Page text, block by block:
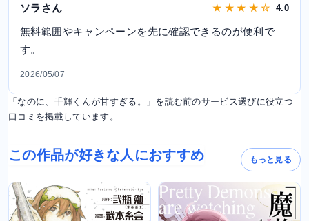
ソラさん ★ ★ ★ ★ ☆ 4.0
無料範囲やキャンペーンを先に確認できるのが便利で
す。
2026/05/07
「なのに、千輝くんが甘すぎる。」を読む前のサービス選びに役立つ
口コミを掲載しています。
この作品が好きな人におすすめ もっと見る